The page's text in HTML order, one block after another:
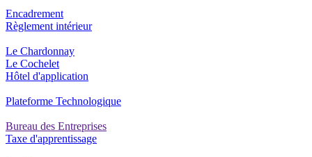
Encadrement
Règlement intérieur
Le Chardonnay
Le Cochelet
Hôtel d'application
Plateforme Technologique
Bureau des Entreprises
Taxe d'apprentissage